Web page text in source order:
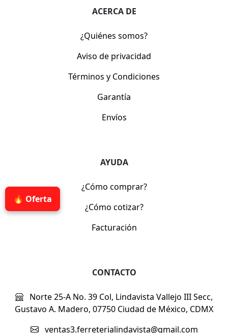
🔥 Oferta
ACERCA DE
¿Quiénes somos?
Aviso de privacidad
Términos y Condiciones
Garantía
Envíos
AYUDA
¿Cómo comprar?
¿Cómo cotizar?
Facturación
CONTACTO
Norte 25-A No. 39 Col, Lindavista Vallejo III Secc,
Gustavo A. Madero, 07750 Ciudad de México, CDMX
ventas3.ferreterialindavista@gmail.com